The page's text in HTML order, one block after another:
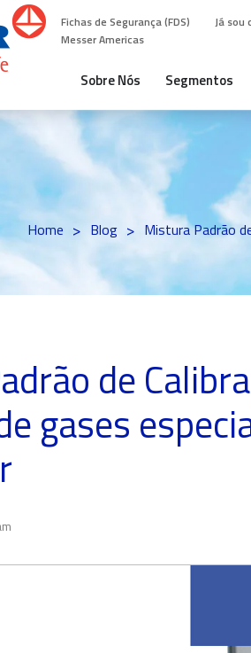
Fichas de Segurança (FDS) Já sou
Messer Americas
Sobre Nós Segmentos
Home > Blog > Mistura Padrão
de
gases